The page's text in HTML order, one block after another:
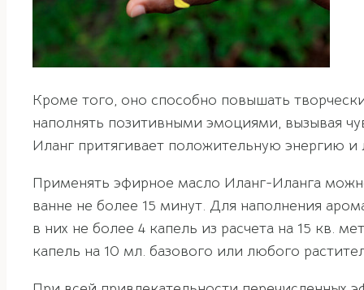
Кроме того, оно способно повышать
наполнять позитивными эмоциями, вызывая
Иланг притягивает положительную энергию и
Применять эфирное масло Иланг-Иланга
ванне не более 15 минут. Для наполнения
в них не более 4 капель из расчета на 15 кв.
капель на 10 мл. базового или любого